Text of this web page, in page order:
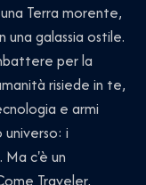
Terra morente,
galassia ostile.
per la
risiede in te,
e armi
i
Ma c'è un
Traveler,